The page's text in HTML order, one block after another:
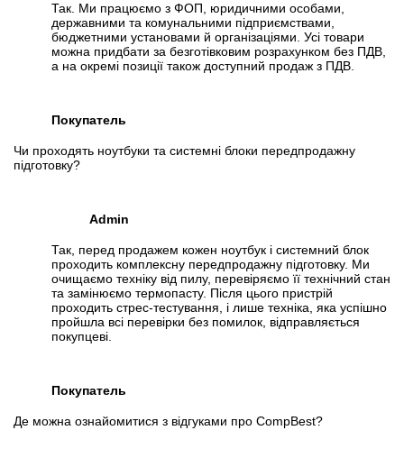
Так. Ми працюємо з ФОП, юридичними особами,
державними та комунальними підприємствами,
бюджетними установами й організаціями. Усі товари
можна придбати за безготівковим розрахунком без ПДВ,
а на окремі позиції також доступний продаж з ПДВ.
Покупатель
Чи проходять ноутбуки та системні блоки передпродажну
підготовку?
Admin
Так, перед продажем кожен ноутбук і системний блок
проходить комплексну передпродажну підготовку. Ми
очищаємо техніку від пилу, перевіряємо її технічний стан
та замінюємо термопасту. Після цього пристрій
проходить стрес-тестування, і лише техніка, яка успішно
пройшла всі перевірки без помилок, відправляється
покупцеві.
Покупатель
Де можна ознайомитися з відгуками про CompBest?